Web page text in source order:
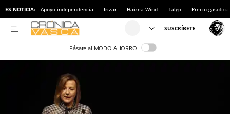
ES NOTICIA: Apoyo independencia Irizar Haizea Wind Talgo Precio gasolina
Pásate al MODO AHORRO